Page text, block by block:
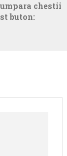
chestii
buton: